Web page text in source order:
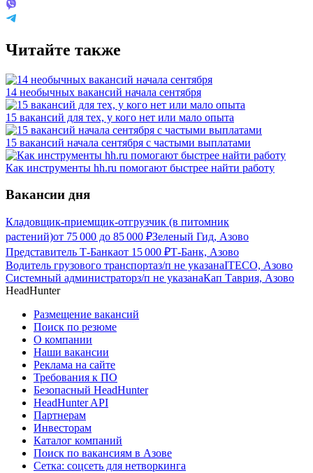
Читайте также
14 необычных вакансий начала сентября
15 вакансий для тех, у кого нет или мало опыта
15 вакансий начала сентября с частыми выплатами
Как инструменты hh.ru помогают быстрее найти работу
Вакансии дня
Кладовщик-приемщик-отгрузчик (в питомник
растений)от 75 000 до 85 000 ₽Зеленый Гид, Азово
Представитель Т-Банкаот 15 000 ₽Т-Банк, Азово
Водитель грузового транспортаз/п не указанаITECO, Азово
Системный администраторз/п не указанаКап Таврия, Азово
HeadHunter
Размещение вакансий
Поиск по резюме
О компании
Наши вакансии
Реклама на сайте
Требования к ПО
Безопасный HeadHunter
HeadHunter API
Партнерам
Инвесторам
Каталог компаний
Поиск по вакансиям в Азове
Сетка: соцсеть для нетворкинга